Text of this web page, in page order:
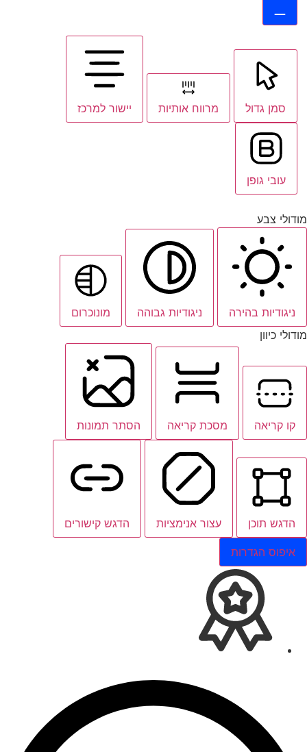
סמן גדול מרווח אותיות יישור למרכז
עובי גופן
מודולי צבע
ניגודיות בהירה ניגודיות גבוהה
מונוכרום
מודולי כיוון
קו קריאה מסכת קריאה הסתר תמונות
הדגש תוכן עצור אנימציות הדגש קישורים
איפוס הגדרות